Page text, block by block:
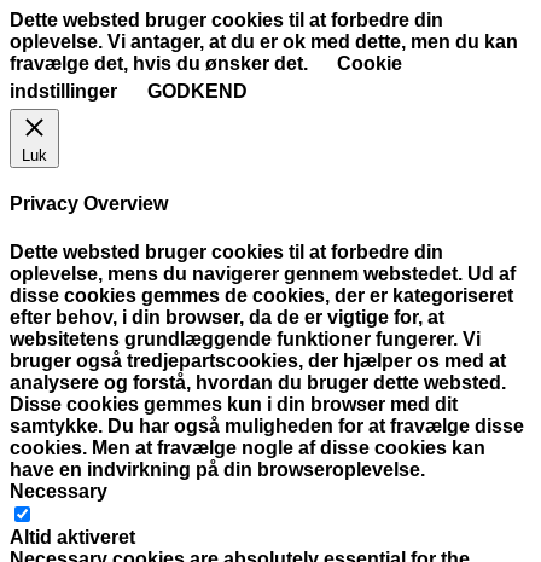
Dette websted bruger cookies til at forbedre din
oplevelse. Vi antager, at du er ok med dette, men du kan
fravælge det, hvis du ønsker det.
Cookie
indstillinger
GODKEND
Luk
Privacy Overview
Dette websted bruger cookies til at forbedre din
oplevelse, mens du navigerer gennem webstedet. Ud af
disse cookies gemmes de cookies, der er kategoriseret
efter behov, i din browser, da de er vigtige for, at
websitetens grundlæggende funktioner fungerer. Vi
bruger også tredjepartscookies, der hjælper os med at
analysere og forstå, hvordan du bruger dette websted.
Disse cookies gemmes kun i din browser med dit
samtykke. Du har også muligheden for at fravælge disse
cookies. Men at fravælge nogle af disse cookies kan
have en indvirkning på din browseroplevelse.
Necessary
Altid aktiveret